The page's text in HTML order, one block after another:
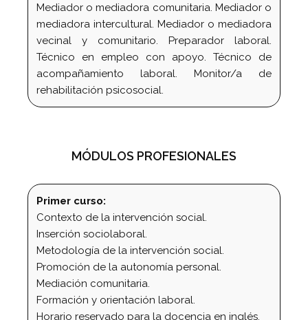
Mediador o mediadora comunitaria. Mediador o
mediadora intercultural. Mediador o mediadora
vecinal y comunitario. Preparador laboral.
Técnico en empleo con apoyo. Técnico de
acompañamiento laboral. Monitor/a de
rehabilitación psicosocial.
MÓDULOS PROFESIONALES
Primer curso:
Contexto de la intervención social.
Inserción sociolaboral.
Metodología de la intervención social.
Promoción de la autonomía personal.
Mediación comunitaria.
Formación y orientación laboral.
Horario reservado para la docencia en inglés.